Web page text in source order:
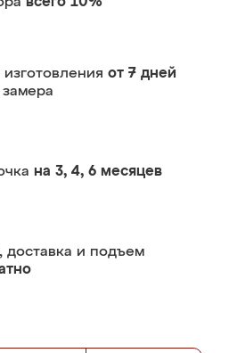
от 7 дней
на 3, 4, 6 месяцев
доставка и подъем